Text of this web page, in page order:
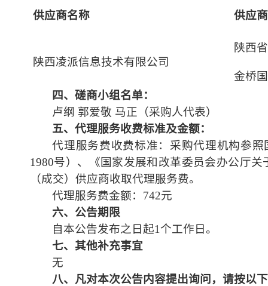
供应商名称 供应
陕西凌派信息技术有限公司
陕西
金桥
四、磋商小组名单：
卢纲 郭爱敬 马正（采购人代表）
五、代理服务收费标准及金额：
代理服务费收费标准：采购代理机构参
1980号）、《国家发展和改革委员会办公厅
（成交）供应商收取代理服务费。
代理服务费金额：742元
六、公告期限
自本公告发布之日起1个工作日。
七、其他补充事宜
无
八、凡对本次公告内容提出询问，请按以